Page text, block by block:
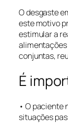
O desgaste
este motivo
estimular a
conjuntas,
É
• O paciente
situações